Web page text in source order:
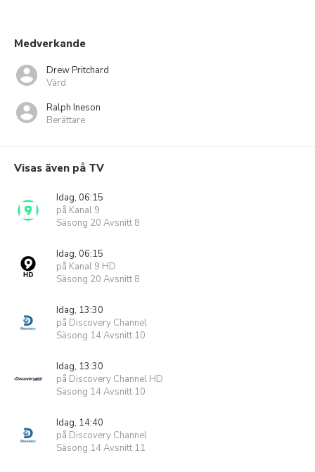
Medverkande
Drew Pritchard
Värd
Ralph Ineson
Berättare
Visas även på TV
Idag, 06:15
på Kanal 9
Säsong 20 Avsnitt 8
Idag, 06:15
på Kanal 9 HD
Säsong 20 Avsnitt 8
Idag, 13:30
på Discovery Channel
Säsong 14 Avsnitt 10
Idag, 13:30
på Discovery Channel HD
Säsong 14 Avsnitt 10
Idag, 14:40
på Discovery Channel
Säsong 14 Avsnitt 11